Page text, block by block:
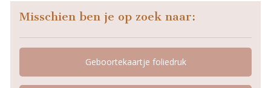
Misschien ben je op zoek naar:
Geboortekaartje foliedruk